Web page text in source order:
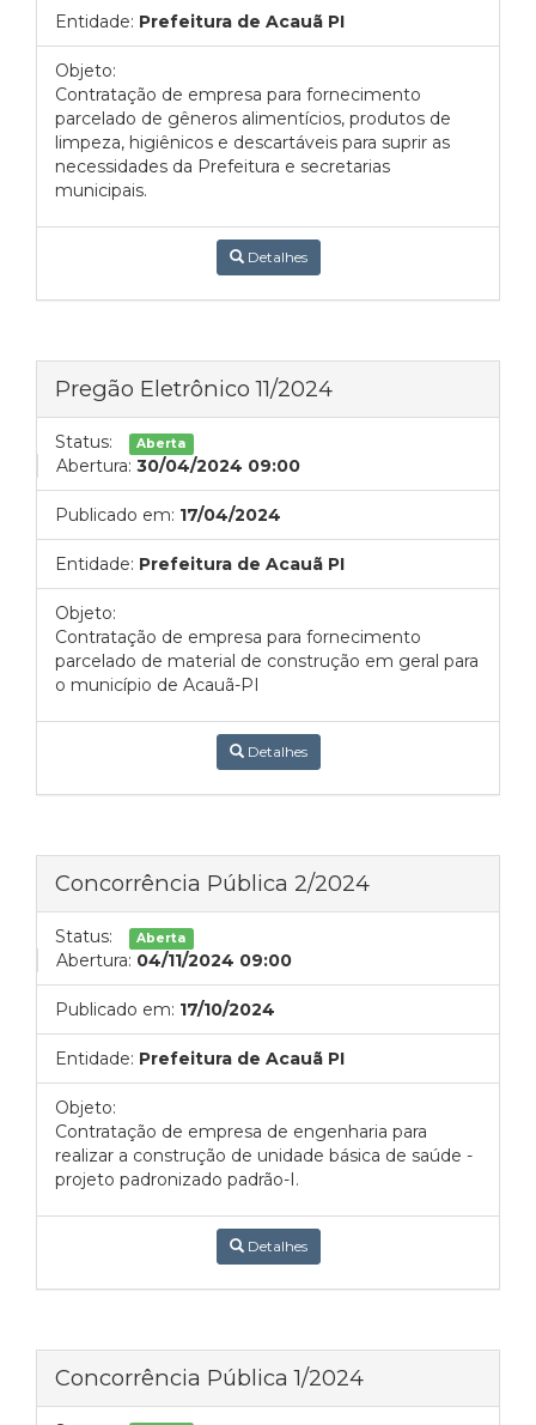
Entidade: Prefeitura de Acauã PI
Objeto:
Contratação de empresa para fornecimento
parcelado de gêneros alimentícios, produtos de
limpeza, higiênicos e descartáveis para suprir as
necessidades da Prefeitura e secretarias
municipais.
Detalhes
Pregão Eletrônico 11/2024
Status: Aberta
Abertura: 30/04/2024 09:00
Publicado em: 17/04/2024
Entidade: Prefeitura de Acauã PI
Objeto:
Contratação de empresa para fornecimento
parcelado de material de construção em geral para
o município de Acauã-PI
Detalhes
Concorrência Pública 2/2024
Status: Aberta
Abertura: 04/11/2024 09:00
Publicado em: 17/10/2024
Entidade: Prefeitura de Acauã PI
Objeto:
Contratação de empresa de engenharia para
realizar a construção de unidade básica de saúde -
projeto padronizado padrão-I.
Detalhes
Concorrência Pública 1/2024